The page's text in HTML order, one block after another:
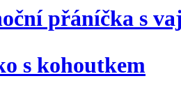
přáníčka s
s kohoutkem